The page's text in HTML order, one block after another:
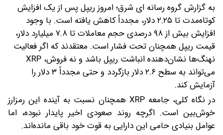
به گزارش گروه رسانه ای شرق؛ امروز ریپل پس از یک افزایش
کوتاه‌مدت تا ۲.۲۵ دلار، مجدداً کاهش یافته است. با وجود
افزایش بیش از ۹۸ درصدی حجم معاملات تا ۷.۸ میلیارد دلار،
قیمت ریپل همچنان تحت فشار است. معتقدند که اگر فعالیت
نهنگ‌ها نشان‌دهنده‌ انباشت ریپل باشد و نه فروش، XRP
می‌تواند به سطح ۲.۶ دلار بازگردد و حتی مجدداً ۳ دلار را
آزمایش کند.
در نگاه کلی، جامعه XRP همچنان نسبت به آینده این رمزارز
خوش‌بین است. اگرچه روند صعودی اخیر پایدار نبوده، اما
عوامل بنیادی حامی این دارایی به قوت خود باقی مانده‌اند.